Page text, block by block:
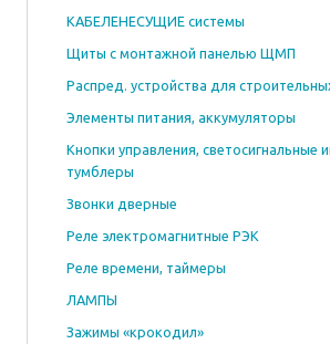
КАБЕЛЕНЕСУЩИЕ системы
Щиты с монтажной панелью ЩМП
Распред. устройства для
Элементы питания, аккумуляторы
Кнопки управления, светосигнальные
тумблеры
Звонки дверные
Реле электромагнитные РЭК
Реле времени, таймеры
ЛАМПЫ
Зажимы «крокодил»